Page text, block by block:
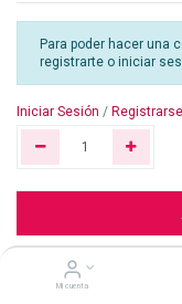
Mi cuenta
Para poder hacer una
registrarte o iniciar
Iniciar Sesión / Registrarse